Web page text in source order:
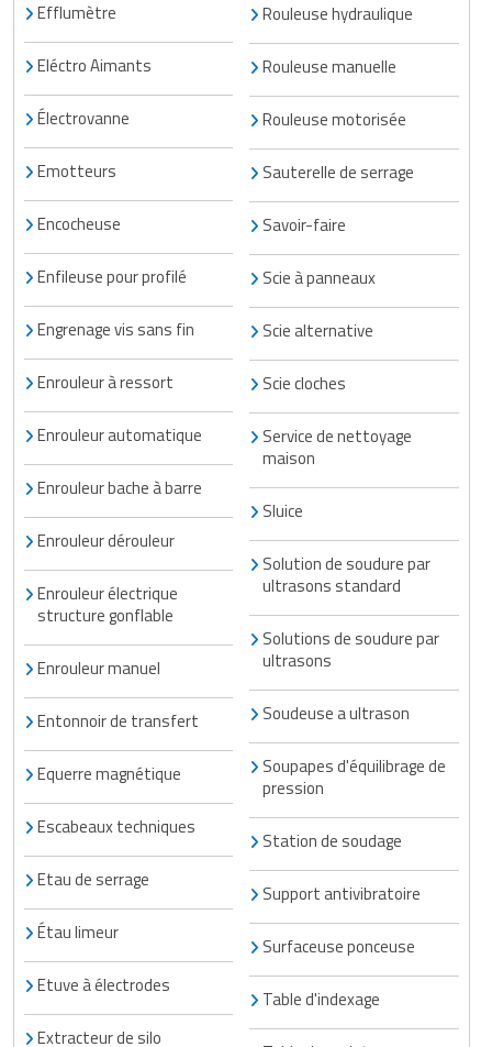
Efflumètre
Eléctro Aimants
Électrovanne
Emotteurs
Encocheuse
Enfileuse pour profilé
Engrenage vis sans fin
Enrouleur à ressort
Enrouleur automatique
Enrouleur bache à barre
Enrouleur dérouleur
Enrouleur électrique
structure gonflable
Enrouleur manuel
Entonnoir de transfert
Equerre magnétique
Escabeaux techniques
Etau de serrage
Étau limeur
Etuve à électrodes
Extracteur de silo
Rouleuse hydraulique
Rouleuse manuelle
Rouleuse motorisée
Sauterelle de serrage
Savoir-faire
Scie à panneaux
Scie alternative
Scie cloches
Service de nettoyage
maison
Sluice
Solution de soudure par
ultrasons standard
Solutions de soudure par
ultrasons
Soudeuse a ultrason
Soupapes d'équilibrage de
pression
Station de soudage
Support antivibratoire
Surfaceuse ponceuse
Table d'indexage